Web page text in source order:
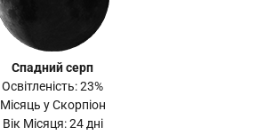
Спадний серп
Освітленість: 23%
Місяць у Скорпіон
Вік Місяця: 24 дні